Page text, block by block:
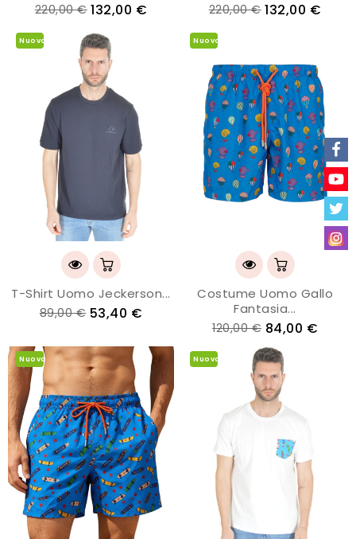
220,00 € 132,00 € 220,00 € 132,00 €
Nuovo
T-Shirt Uomo Jeckerson...
89,00 € 53,40 €
Nuovo
Costume Uomo Gallo
Fantasia...
120,00 € 84,00 €
Nuovo Nuovo